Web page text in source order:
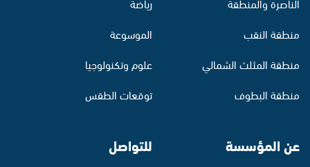
منطقة النقب
منطقة المثلث الشمالي
منطقة البطوف
الموسوعة
علوم وتكنولوجيا
توقعات الطقس
عن المؤسسة للتواصل